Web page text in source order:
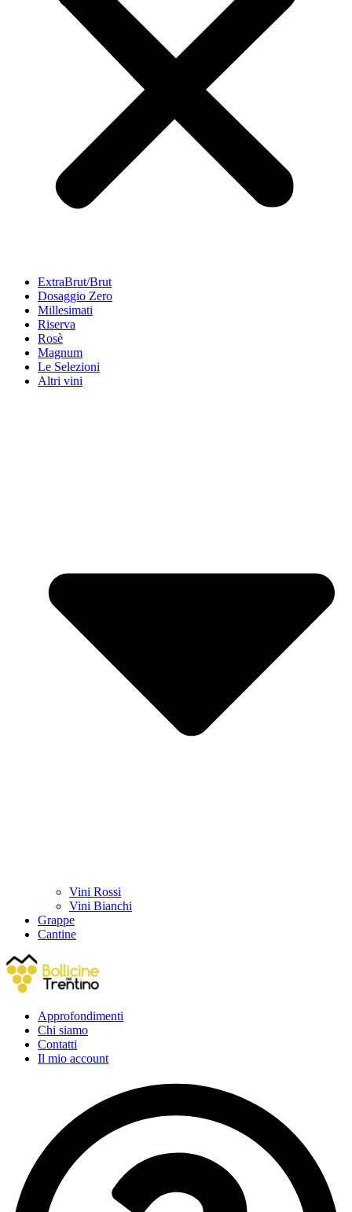
ExtraBrut/Brut
Dosaggio Zero
Millesimati
Riserva
Rosè
Magnum
Le Selezioni
Altri vini
Vini Rossi
Vini Bianchi
Grappe
Cantine
Approfondimenti
Chi siamo
Contatti
Il mio account